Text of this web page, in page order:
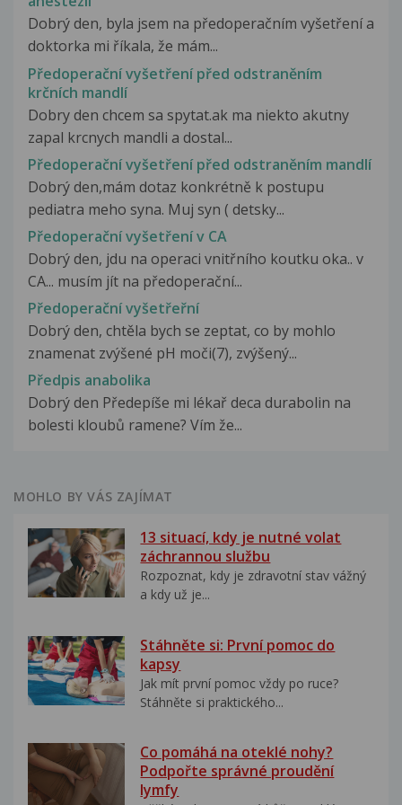
Dobrý den, byla jsem na předoperačním vyšetření a
doktorka mi říkala, že mám...
Předoperační vyšetření před odstraněním
krčních mandlí
Dobry den chcem sa spytat.ak ma niekto akutny
zapal krcnych mandli a dostal...
Předoperační vyšetření před odstraněním mandlí
Dobrý den,mám dotaz konkrétně k postupu
pediatra meho syna. Muj syn ( detsky...
Předoperační vyšetření v CA
Dobrý den, jdu na operaci vnitřního koutku oka.. v
CA... musím jít na předoperační...
Předoperační vyšetřeřní
Dobrý den, chtěla bych se zeptat, co by mohlo
znamenat zvýšené pH moči(7), zvýšený...
Předpis anabolika
Dobrý den Předepíše mi lékař deca durabolin na
bolesti kloubů ramene? Vím že...
MOHLO BY VÁS ZAJÍMAT
13 situací, kdy je nutné volat
záchrannou službu
Rozpoznat, kdy je zdravotní stav vážný
a kdy už je...
Stáhněte si: První pomoc do
kapsy
Jak mít první pomoc vždy po ruce?
Stáhněte si praktického...
Co pomáhá na oteklé nohy?
Podpořte správné proudění
lymfy